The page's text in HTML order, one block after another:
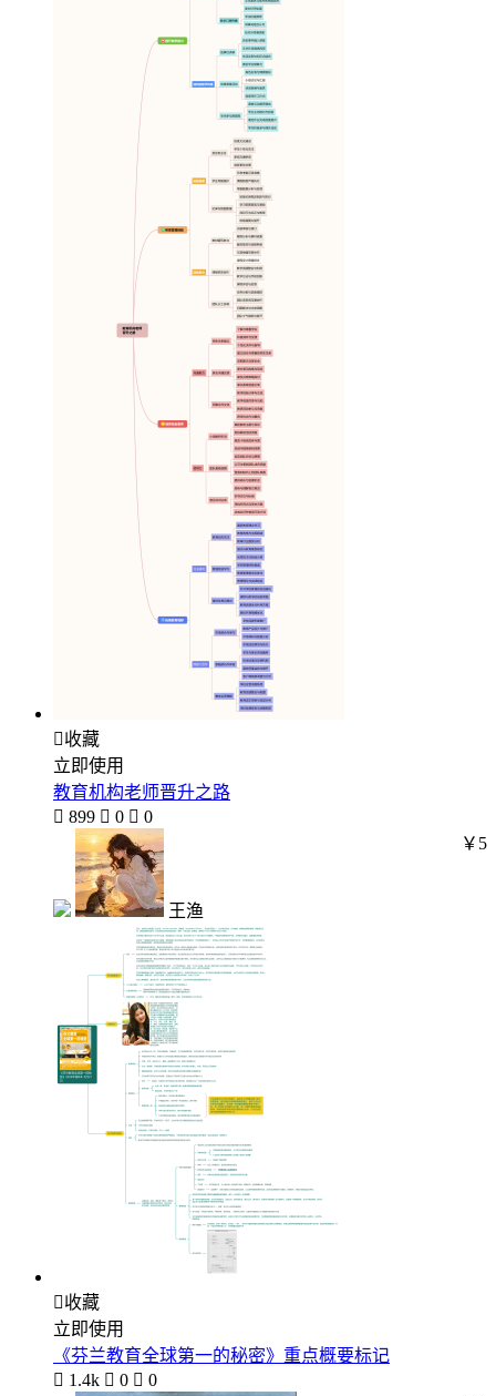
收藏
立即使用
教育机构老师晋升之路
 899  0  0
王渔
￥5
收藏
立即使用
《芬兰教育全球第一的秘密》重点概要标记
 1.4k  0  0